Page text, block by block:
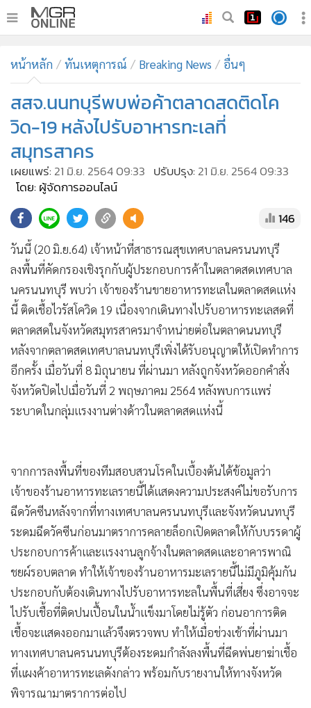
ทันเหตุการณ์
• ภาคใต้
•
ภูมิภาค
• บันเทิง
ผู้จัดการรายวัน
• ละคร
• CbizReview
• Cyber BIZ
• ผู้จัดกวน
• Good health & Well-being
• Green Innovation & SD
• Management & HR
• MGR Live
• Infographic
• การเมือง
ต่างประเทศ
• Special Scoop
• เศรษฐกิจ-ธุรกิจ
• จีน
• ชุมชน-คุณภาพชีวิต
• อาชญากรรม
• Motoring
• เกม
• วิทยาศาสตร์
• SMEs
• หุ้น
หน้าหลัก ทันเหตุการณ์ Breaking News อื่นๆ
สสจ.นนทบุรีพบพ่อค้าตลาดสดติดโค
วิด-19 หลังไปรับอาหารทะเลที่
สมุทรสาคร
เผยแพร่: 21 มิ.ย. 2564 09:33 ปรับปรุง: 21 มิ.ย. 2564 09:33
โดย: ผู้จัดการออนไลน์
146
วันนี้ (20 มิ.ย.64) เจ้าหน้าที่สาธารณสุขเทศบาลนครนนทบุรี
ลงพื้นที่คัดกรองเชิงรุกกับผู้ประกอบการค้าในตลาดสดเทศบาล
นครนนทบุรี พบว่า เจ้าของร้านขายอาหารทะเลในตลาดสดแห่ง
นี้ ติดเชื้อไวรัสโควิด 19 เนื่องจากเดินทางไปรับอาหารทะเลสดที่
ตลาดสดในจังหวัดสมุทรสาครมาจำหน่ายต่อในตลาดนนทบุรี
หลังจากตลาดสดเทศบาลนนทบุรีเพิ่งได้รับอนุญาตให้เปิดทำการ
อีกครั้ง เมื่อวันที่ 8 มิถุนายน ที่ผ่านมา หลังถูกจังหวัดออกคำสั่ง
จังหวัดปิดไปเมื่อวันที่ 2 พฤษภาคม 2564 หลังพบการแพร่
ระบาดในกลุ่มแรงงานต่างด้าวในตลาดสดแห่งนี้
จากการลงพื้นที่ของทีมสอบสวนโรคในเบื้องต้นได้ข้อมูลว่า
เจ้าของร้านอาหารทะเลรายนี้ได้แสดงความประสงค์ไม่ขอรับการ
ฉีดวัคซีนหลังจากที่ทางเทศบาลนครนนทบุรีและจังหวัดนนทบุรี
ระดมฉีดวัคซีนก่อนมาตราการคลายล็อกเปิดตลาดให้กับบรรดาผู้
ประกอบการค้าและแรงงานลูกจ้างในตลาดสดและอาคารพาณิ
ชยผ์รอบตลาด ทำให้เจ้าของร้านอาหารมะเลรายนี้ไม่มีภูมิคุ้มกัน
ประกอบกับต้องเดินทางไปรับอาหารทะลในพื้นที่เสี่ยง ซึ่งอาจจะ
ไปรับเชื้อที่ติดปนเปื้อนในน้ำแข็งมาโดยไม่รู้ตัว ก่อนอาการติด
เชื้อจะแสดงออกมาแล้วจึงตรวจพบ ทำให้เมื่อช่วงเช้าที่ผ่านมา
ทางเทศบาลนครนนทบุรีต้องระดมกำลังลงพื้นที่ฉีดพ่นยาฆ่าเชื้อ
ที่แผงค้าอาหารทะเลดังกล่าว พร้อมกับรายงานให้ทางจังหวัด
พิจารณามาตราการต่อไป